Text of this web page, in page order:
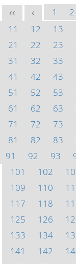
<< < 1 2
11
12 13
21
22 23
31
32 33
41
42 43
51
52 53
61
62 63
71
72 73
81
82 83
91
92 93
101
102
109
110
117
118
125
126
133
134
141
142